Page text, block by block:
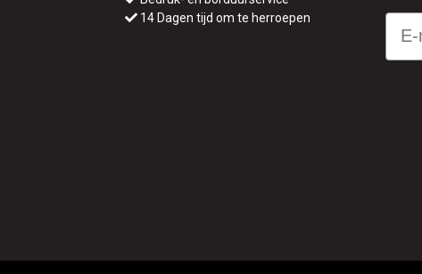
14 Dagen tijd om te herroepen
Email